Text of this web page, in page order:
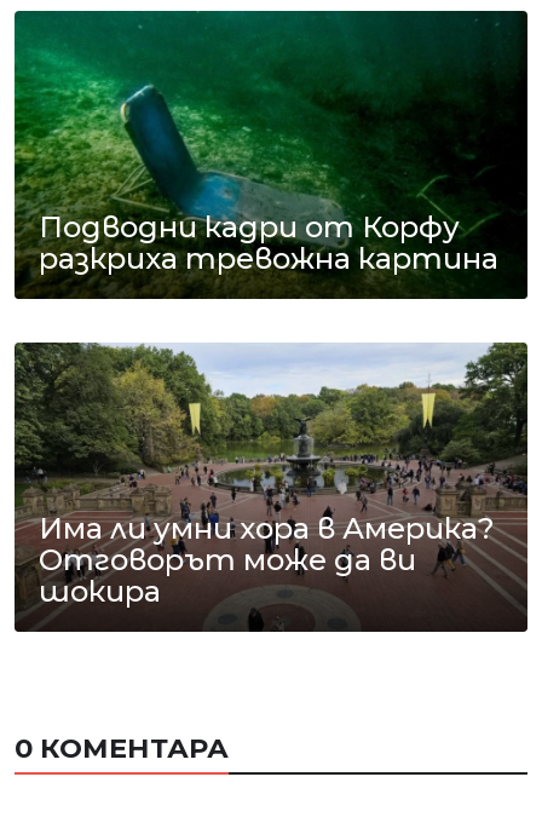
Подводни кадри от Корфу
разкриха тревожна картина
Има ли умни хора в Америка?
Отговорът може да ви
шокира
0 КОМЕНТАРА